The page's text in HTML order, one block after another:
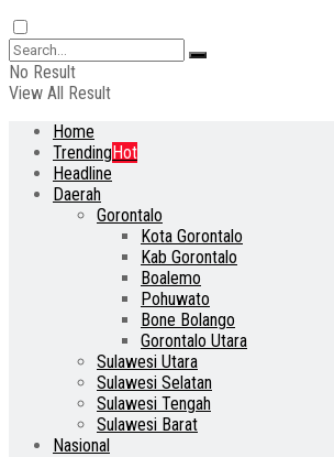
No Result
View All Result
Home
TrendingHot
Headline
Daerah
Gorontalo
Kota Gorontalo
Kab Gorontalo
Boalemo
Pohuwato
Bone Bolango
Gorontalo Utara
Sulawesi Utara
Sulawesi Selatan
Sulawesi Tengah
Sulawesi Barat
Nasional